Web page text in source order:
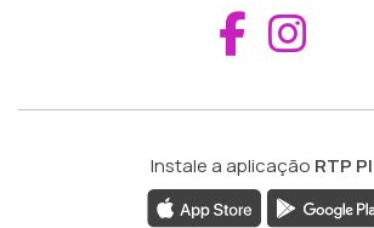
Instale a aplicação RTP